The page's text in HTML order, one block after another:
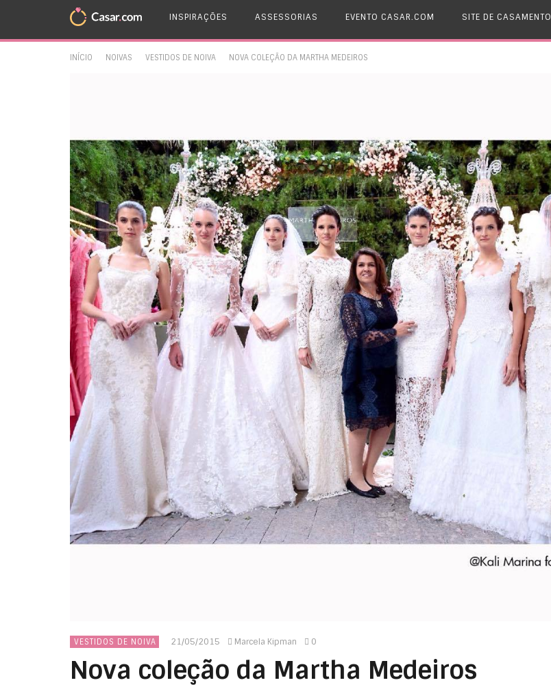
INSPIRAÇÕES ASSESSORIAS EVENTO CASAR.COM SITE DE CASAMENTO
INÍCIO NOIVAS VESTIDOS DE NOIVA NOVA COLEÇÃO DA MARTHA MEDEIROS
VESTIDOS DE NOIVA 21/05/2015 Marcela Kipman 0
Nova coleção da Martha Medeiros